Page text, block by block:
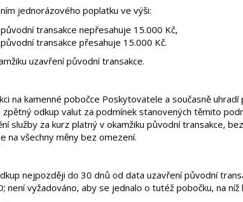
jednorázového poplatku ve výši:
transakce nepřesahuje 15.000 Kč,
transakce přesahuje 15.000 Kč.
uzavření původní transakce.
na kamenné pobočce Poskytovatele a současně
zpětný odkup valut za podmínek stanovených těmito
služby za kurz platný v okamžiku původní transakce,
na všechny měny bez omezení.
nejpozději do 30 dnů od data uzavření původní
není vyžadováno, aby se jednalo o tutéž pobočku, na níž